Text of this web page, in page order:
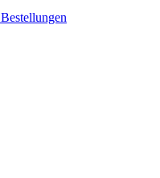
Bestellungen